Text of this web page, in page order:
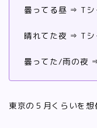
曇ってる昼 ⇒ Tシ
晴れてた夜 ⇒ Tシ
曇ってた/雨の夜
東京の５月くらいを想